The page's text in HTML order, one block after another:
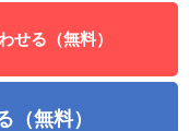
せる（無料）
（無料）